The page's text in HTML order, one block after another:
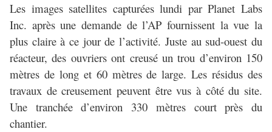
Les images satellites capturées lundi par Planet Labs
Inc. après une demande de l’AP fournissent la vue la
plus claire à ce jour de l’activité. Juste au sud-ouest du
réacteur, des ouvriers ont creusé un trou d’environ 150
mètres de long et 60 mètres de large. Les résidus des
travaux de creusement peuvent être vus à côté du site.
Une tranchée d’environ 330 mètres court près du
chantier.